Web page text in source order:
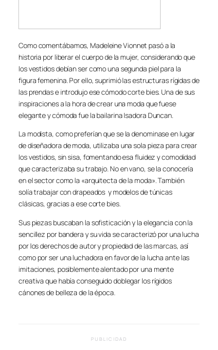
Como comentábamos, Madeleine Vionnet pasó a la
historia por liberar el cuerpo de la mujer, considerando que
los vestidos debían ser como una segunda piel para la
figura femenina. Por ello, suprimió las estructuras rígidas de
las prendas e introdujo ese cómodo corte bies. Una de sus
inspiraciones a la hora de crear una moda que fuese
elegante y cómoda fue la bailarina Isadora Duncan.
La modista, como preferían que se la denominase en lugar
de diseñadora de moda, utilizaba una sola pieza para crear
los vestidos, sin sisa, fomentando esa fluidez y comodidad
que caracterizaba su trabajo. No en vano, se la conocería
en el sector como la «arquitecta de la moda». También
solía trabajar con drapeados y modelos de túnicas
clásicas, gracias a ese corte bies.
Sus piezas buscaban la sofisticación y la elegancia con la
sencillez por bandera y su vida se caracterizó por una lucha
por los derechos de autor y propiedad de las marcas, así
como por ser una luchadora en favor de la lucha ante las
imitaciones, posiblemente alentado por una mente
creativa que había conseguido doblegar los rígidos
cánones de belleza de la época.
PUBLICIDAD